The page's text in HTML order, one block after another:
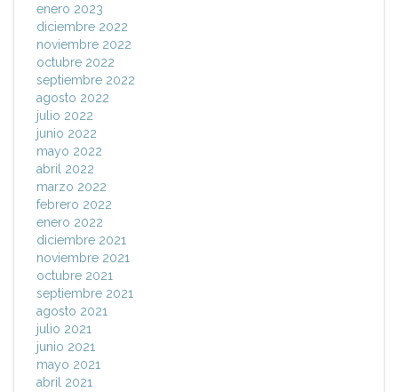
enero 2023
diciembre 2022
noviembre 2022
octubre 2022
septiembre 2022
agosto 2022
julio 2022
junio 2022
mayo 2022
abril 2022
marzo 2022
febrero 2022
enero 2022
diciembre 2021
noviembre 2021
octubre 2021
septiembre 2021
agosto 2021
julio 2021
junio 2021
mayo 2021
abril 2021